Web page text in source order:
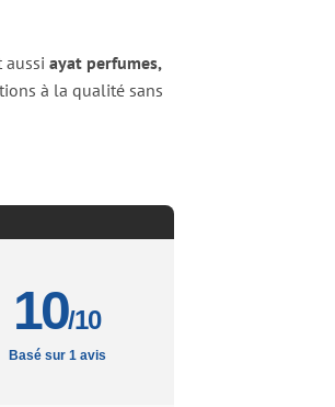
aussi ayat perfumes,
à la qualité sans
10/10
Basé sur 1 avis